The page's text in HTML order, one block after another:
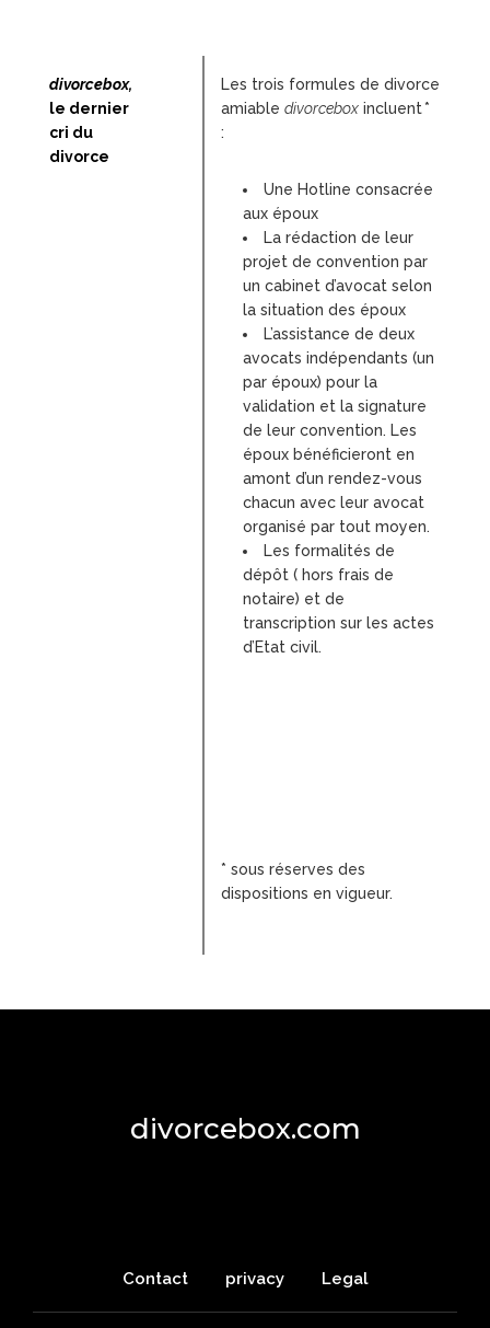
divorcebox,
le dernier
cri du
divorce
Les trois formules de divorce
amiabledivorcebox incluent*
:
Une Hotline consacrée
aux époux
La rédaction de leur
projet de convention par
un cabinet d’avocat selon
la situation des époux
L’assistance de deux
avocats indépendants (un
par époux) pour la
validation et la signature
de leur convention. Les
époux bénéficieront en
amont d’un rendez-vous
chacun avec leur avocat
organisé par tout moyen.
Les formalités de
dépôt ( hors frais de
notaire) et de
transcription sur les actes
d’Etat civil.
* sous réserves des
dispositions en vigueur.
divorcebox.com
Contact privacy Legal